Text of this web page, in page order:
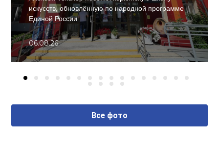
искусств, обновлённую по народной программе
Единой России
06.08.26
Все фото